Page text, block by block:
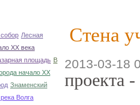
Лесная
ХХ века
площадь В
начало ХХ
Знаменский
Волга
Стена
2013-03-18
проекта